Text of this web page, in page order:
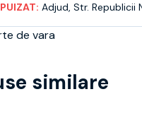
Adjud, Str. Republicii
similare